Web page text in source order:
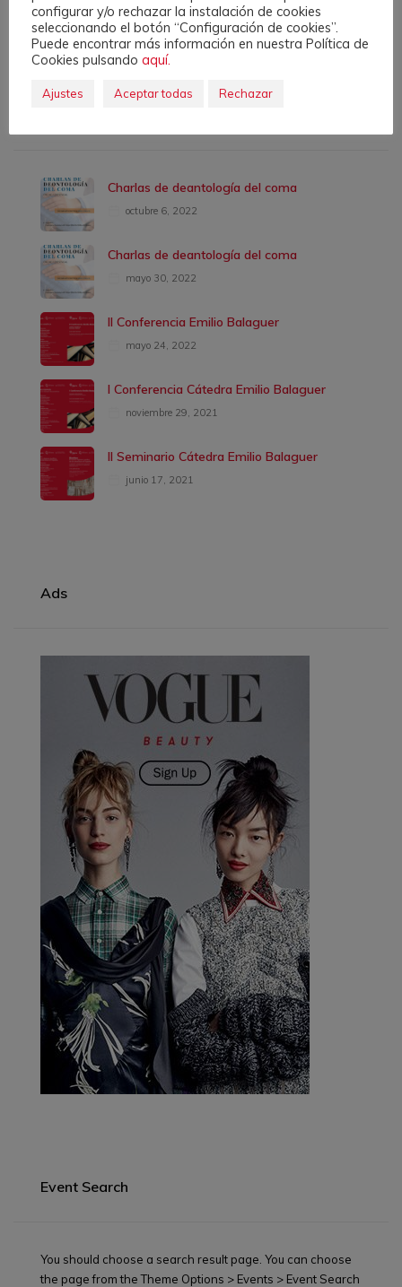
Charlas de deantología del coma
octubre 6, 2022
Charlas de deantología del coma
mayo 30, 2022
II Conferencia Emilio Balaguer
mayo 24, 2022
I Conferencia Cátedra Emilio Balaguer
noviembre 29, 2021
II Seminario Cátedra Emilio Balaguer
junio 17, 2021
Ads
Event Search
You should choose a search result page. You can choose
the page from the Theme Options > Events > Event Search
configurar y/o rechazar la instalación de cookies
seleccionando el botón “Configuración de cookies”.
Puede encontrar más información en nuestra Política de
Cookies pulsando aquí.
Ajustes Aceptar todas Rechazar